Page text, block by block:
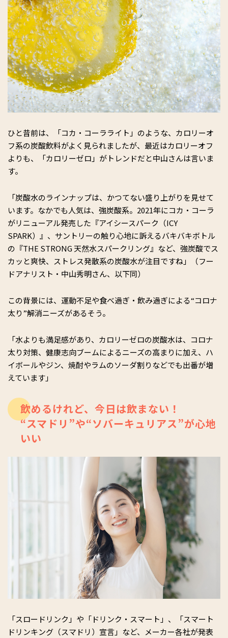
ひと昔前は、「コカ・コーラライト」のような、カロリーオ
フ系の炭酸飲料がよく見られましたが、最近はカロリーオフ
よりも、「カロリーゼロ」がトレンドだと中山さんは言いま
す。
「炭酸水のラインナップは、かつてない盛り上がりを見せて
います。なかでも人気は、強炭酸系。2021年にコカ・コーラ
がリニューアル発売した『アイシースパーク（ICY
SPARK）』、サントリーの触り心地に訴えるバキバキボトル
の『THE STRONG 天然水スパークリング』など、強炭酸でス
カッと爽快、ストレス発散系の炭酸水が注目ですね」（フー
ドアナリスト・中山秀明さん、以下同）
この背景には、運動不足や食べ過ぎ・飲み過ぎによる“コロナ
太り”解消ニーズがあるそう。
「水よりも満足感があり、カロリーゼロの炭酸水は、コロナ
太り対策、健康志向ブームによるニーズの高まりに加え、ハ
イボールやジン、焼酎やラムのソーダ割りなどでも出番が増
えています」
飲めるけれど、今日は飲まない！
“スマドリ”や“ソバーキュリアス”が心地
いい
「スロードリンク」や「ドリンク・スマート」、「スマート
ドリンキング（スマドリ）宣言」など、メーカー各社が発表